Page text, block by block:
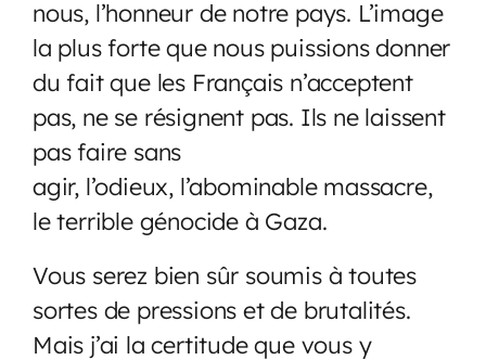
nous, l’honneur de notre pays. L’image
la plus forte que nous puissions donner
du fait que les Français n’acceptent
pas, ne se résignent pas. Ils ne laissent
pas faire sans
agir, l’odieux, l’abominable massacre,
le terrible génocide à Gaza.
Vous serez bien sûr soumis à toutes
sortes de pressions et de brutalités.
Mais j’ai la certitude que vous y